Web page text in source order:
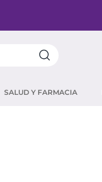
SALUD Y FARMACIA